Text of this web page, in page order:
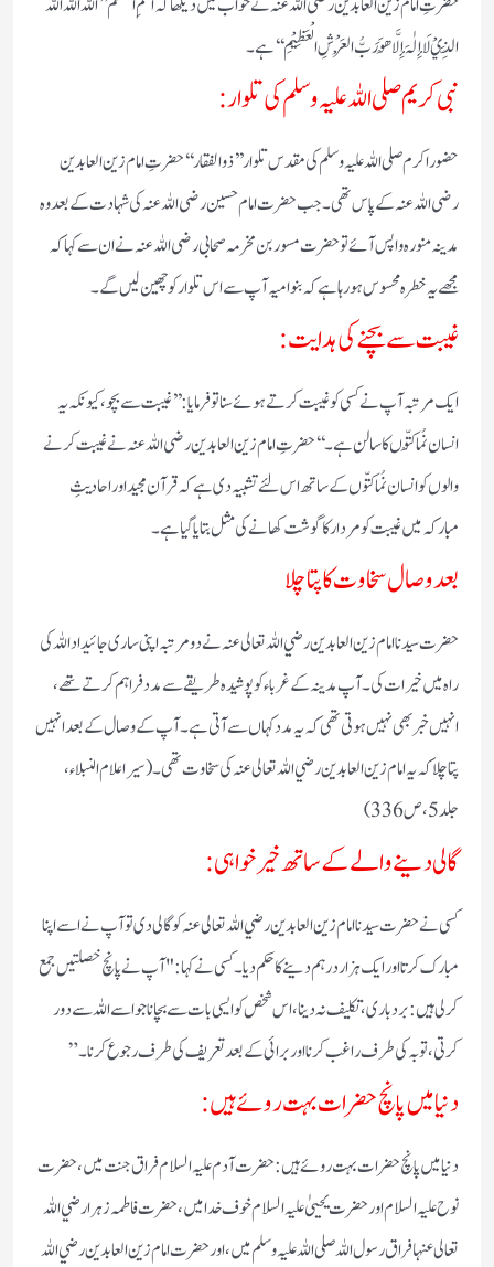
الَّذِيْ لَا إِلٰہَ إِلَّا ھُوَ رَبُّ الْعَرْشِ الْعَظِیْمِ‘‘ ہے۔
نبی کریم صلی اللہ علیہ وسلم کی تلوار:
حضور اکرم صلی اللہ علیہ وسلم کی مقدس تلوار ’’ذوالفقار‘‘ حضرتِ امام زین العابدین
رضی اللہ عنہ کے پاس تھی۔ جب حضرت امام حسین رضی اللہ عنہ کی شہادت کے بعد وہ
مدینہ منورہ واپس آئے تو حضرت مسور بن مخرمہ صحابی رضی اللہ عنہ نے ان سے کہا کہ
مجھے یہ خطرہ محسوس ہو رہا ہے کہ بنو امیہ آپ سے اس تلوار کو چھین لیں گے۔
غیبت سے بچنے کی ہدایت:
ایک مرتبہ آپ نے کسی کو غیبت کرتے ہوئے سنا تو فرمایا: ’’غیبت سے بچو، کیونکہ یہ
انسان نُما کُتّوں کا سالن ہے۔‘‘ حضرتِ امام زین العابدین رضی اللہ عنہ نے غیبت کرنے
والوں کو انسان نُما کتّوں کے ساتھ اس لئے تشبیہ دی ہے کہ قرآن مجید اور احادیثِ
مبارکہ میں غیبت کو مردار کا گوشت کھانے کی مثل بتایا گیا ہے۔
بعد وصال سخاوت کا پتا چلا
حضرت سیدنا امام زین العابدین رضي اللہ تعالی عنہ نے دو مرتبہ اپنی ساری جائیداد اللہ کی
راہ میں خیرات کی۔ آپ مدینہ کے غرباء کو پوشیدہ طریقے سے مدد فراہم کرتے تھے،
انہیں خبر بھی نہیں ہوتی تھی کہ یہ مدد کہاں سے آتی ہے۔ آپ کے وصال کے بعد انہیں
پتا چلا کہ یہ امام زین العابدین رضي اللہ تعالی عنہ کی سخاوت تھی۔ (سیر اعلام النبلاء،
جلد 5، ص 336)
گالی دینے والے کے ساتھ خیر خواہی:
کسی نے حضرت سیدنا امام زین العابدین رضي اللہ تعالی عنہ کو گالی دی تو آپ نے اسے اپنا
مبارک کرتا اور ایک ہزار درہم دینے کا حکم دیا۔ کسی نے کہا: "آپ نے پانچ خصلتیں جمع
کر لی ہیں: بردباری، تکلیف نہ دینا، اس شخص کو ایسی بات سے بچانا جو اسے اللہ سے دور
کرتی، توبہ کی طرف راغب کرنا اور برائی کے بعد تعریف کی طرف رجوع کرنا۔”
دنیا میں پانچ حضرات بہت روئے ہیں:
دنیا میں پانچ حضرات بہت روئے ہیں: حضرت آدم علیہ السلام فراق جنت میں، حضرت
نوح علیہ السلام اور حضرت یحییٰ علیہ السلام خوف خدا میں، حضرت فاطمہ زہرا رضي اللہ
تعالی عنہا فراق رسول اللہ صلی اللہ علیہ وسلم میں، اور حضرت امام زین العابدین رضي اللہ